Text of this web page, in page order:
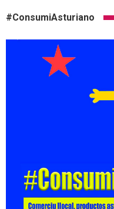
#ConsumiAsturiano